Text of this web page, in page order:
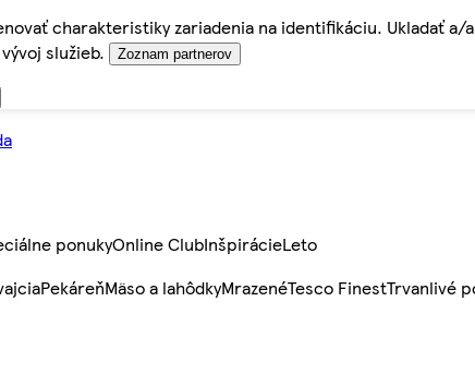
charakteristiky zariadenia na identifikáciu. Ukladať
služieb.
Zoznam partnerov
ponukyOnline ClubInšpirácieLeto
PekáreňMäso a lahôdkyMrazenéTesco FinestTrvanlivé